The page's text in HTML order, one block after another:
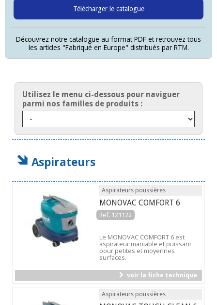
Télécharger le catalogue
Découvrez notre catalogue au format PDF et retrouvez tous
les articles "Fabriqué en Europe" distribués par RTM.
Utilisez le menu ci-dessous pour naviguer
parmi nos familles de produits :
Aspirateurs
Aspirateurs poussières
MONOVAC COMFORT 6
Ref. 121122
Le MONOVAC COMFORT 6 est
aspirateur maniable et puissant
pour petites et moyennes
surfaces.
voir la fiche technique
Aspirateurs poussières